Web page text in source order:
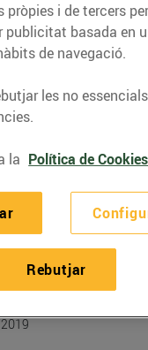
de paté
vermelles
i de tercers
publicitat basada en
de navegació.
les no
la Política de
Rebutjar